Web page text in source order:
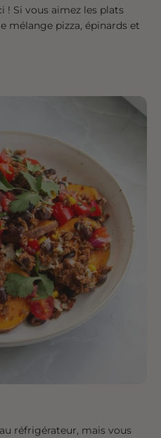
! Si vous aimez les plats
mélange pizza, épinards et
réfrigérateur, mais vous